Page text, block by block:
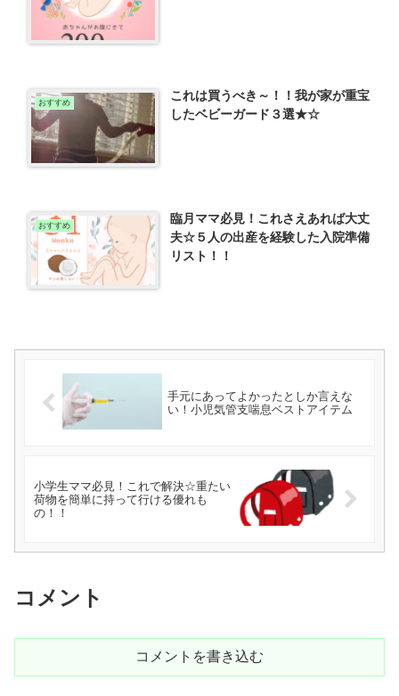
おすすめ
これは買うべき～！！我が家が重宝
したベビーガード３選★☆
おすすめ
臨月ママ必見！これさえあれば大丈
夫☆５人の出産を経験した入院準備
リスト！！
手元にあってよかったとしか言えな
い！小児気管支喘息ベストアイテム
小学生ママ必見！これで解決☆重たい
荷物を簡単に持って行ける優れも
の！！
コメント
コメントを書き込む